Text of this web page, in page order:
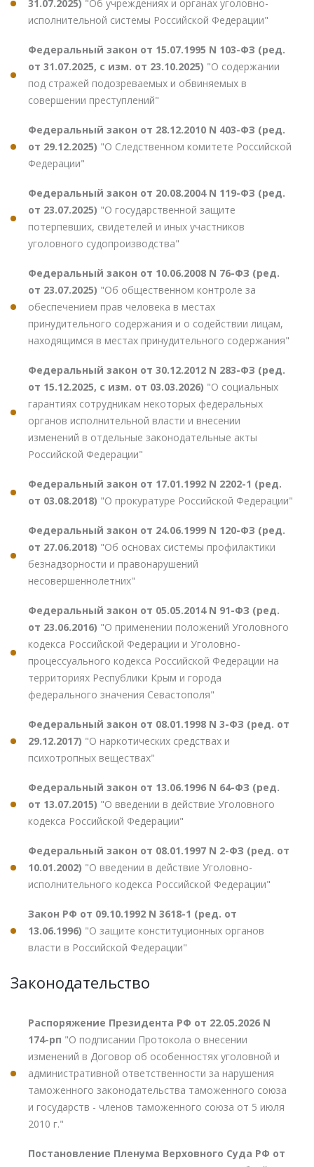
31.07.2025) "Об учреждениях и органах уголовно-
исполнительной системы Российской Федерации"
Федеральный закон от 15.07.1995 N 103-ФЗ (ред.
от 31.07.2025, с изм. от 23.10.2025) "О содержании
под стражей подозреваемых и обвиняемых в
совершении преступлений"
Федеральный закон от 28.12.2010 N 403-ФЗ (ред.
от 29.12.2025) "О Следственном комитете Российской
Федерации"
Федеральный закон от 20.08.2004 N 119-ФЗ (ред.
от 23.07.2025) "О государственной защите
потерпевших, свидетелей и иных участников
уголовного судопроизводства"
Федеральный закон от 10.06.2008 N 76-ФЗ (ред.
от 23.07.2025) "Об общественном контроле за
обеспечением прав человека в местах
принудительного содержания и о содействии лицам,
находящимся в местах принудительного содержания"
Федеральный закон от 30.12.2012 N 283-ФЗ (ред.
от 15.12.2025, с изм. от 03.03.2026) "О социальных
гарантиях сотрудникам некоторых федеральных
органов исполнительной власти и внесении
изменений в отдельные законодательные акты
Российской Федерации"
Федеральный закон от 17.01.1992 N 2202-1 (ред.
от 03.08.2018) "О прокуратуре Российской Федерации"
Федеральный закон от 24.06.1999 N 120-ФЗ (ред.
от 27.06.2018) "Об основах системы профилактики
безнадзорности и правонарушений
несовершеннолетних"
Федеральный закон от 05.05.2014 N 91-ФЗ (ред.
от 23.06.2016) "О применении положений Уголовного
кодекса Российской Федерации и Уголовно-
процессуального кодекса Российской Федерации на
территориях Республики Крым и города
федерального значения Севастополя"
Федеральный закон от 08.01.1998 N 3-ФЗ (ред. от
29.12.2017) "О наркотических средствах и
психотропных веществах"
Федеральный закон от 13.06.1996 N 64-ФЗ (ред.
от 13.07.2015) "О введении в действие Уголовного
кодекса Российской Федерации"
Федеральный закон от 08.01.1997 N 2-ФЗ (ред. от
10.01.2002) "О введении в действие Уголовно-
исполнительного кодекса Российской Федерации"
Закон РФ от 09.10.1992 N 3618-1 (ред. от
13.06.1996) "О защите конституционных органов
власти в Российской Федерации"
Законодательство
Распоряжение Президента РФ от 22.05.2026 N
174-рп "О подписании Протокола о внесении
изменений в Договор об особенностях уголовной и
административной ответственности за нарушения
таможенного законодательства таможенного союза
и государств - членов таможенного союза от 5 июля
2010 г."
Постановление Пленума Верховного Суда РФ от